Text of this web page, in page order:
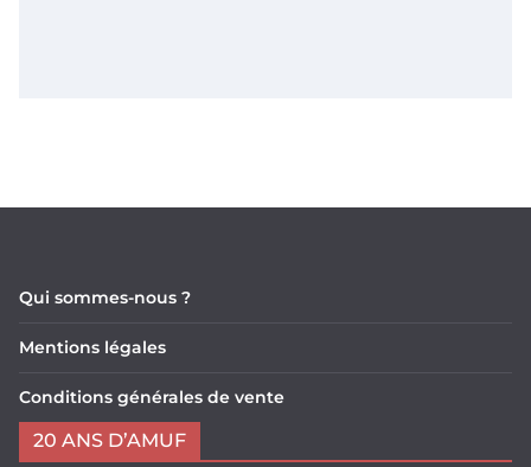
Qui sommes-nous ?
Mentions légales
Conditions générales de vente
20 ANS D’AMUF